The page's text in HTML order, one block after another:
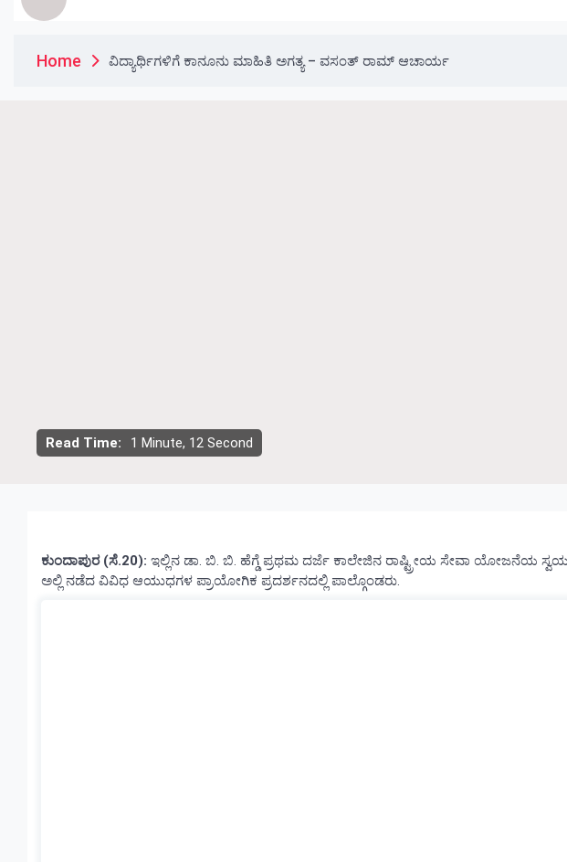
Home ವಿದ್ಯಾರ್ಥಿಗಳಿಗೆ ಕಾನೂನು ಮಾಹಿತಿ ಅಗತ್ಯ – ವಸಂತ್ ರಾಮ್ ಆಚಾರ್ಯ
Read Time: 1 Minute, 12 Second
ಕುಂದಾಪುರ (ಸೆ.20): ಇಲ್ಲಿನ ಡಾ. ಬಿ. ಬಿ. ಹೆಗ್ಡೆ ಪ್ರಥಮ ದರ್ಜೆ ಕಾಲೇಜಿನ ರಾಷ್ಟ್ರೀಯ ಸೇವಾ ಯೋಜನೆಯ
ಅಲ್ಲಿ ನಡೆದ ವಿವಿಧ ಆಯುಧಗಳ ಪ್ರಾಯೋಗಿಕ ಪ್ರದರ್ಶನದಲ್ಲಿ ಪಾಲ್ಗೊಂಡರು.